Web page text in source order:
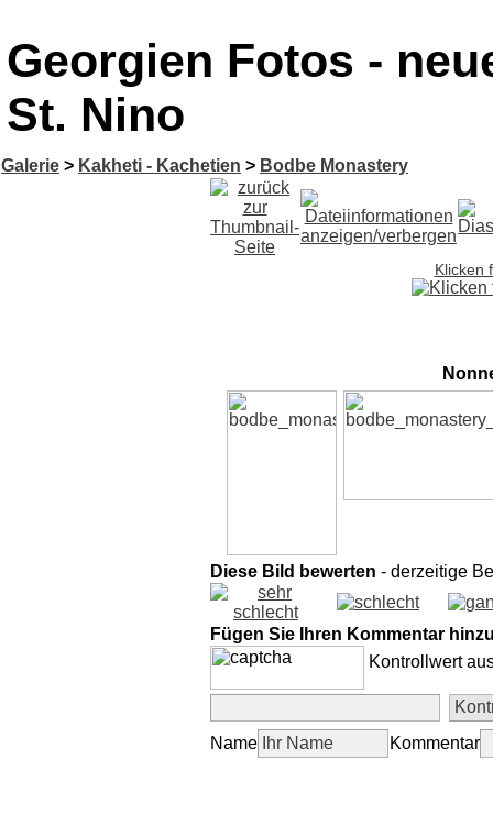
Georgien Fotos -
St. Nino
Galerie > Kakheti - Kachetien > Bodbe Monastery
Klicken
Diese Bild bewerten - derzeitige
Fügen Sie Ihren Kommentar
Kontrollwert
Name Kommentar